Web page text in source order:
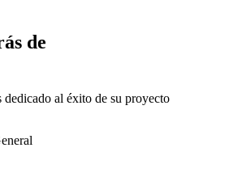
de
al éxito de su proyecto